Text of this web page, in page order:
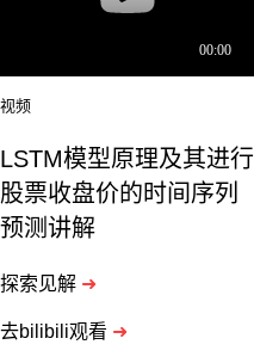
视频
LSTM模型原理及其进行
股票收盘价的时间序列
预测讲解
探索见解 ➜
去bilibili观看 ➜